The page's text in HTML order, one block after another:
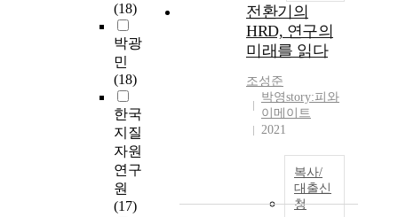
(18)
박광
민
(18)
한국
지질
자원
연구
원
(17)
전환기의
HRD, 연구의
미래를 읽다
조성준
박영story:피와
이메이트
2021
복사/
대출신
청